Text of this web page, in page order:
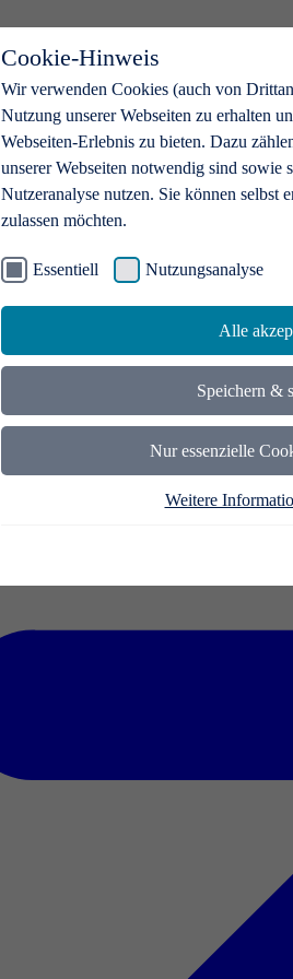
Cookie-Hinweis
Wir verwenden Cookies (auch von
Nutzung unserer Webseiten zu erhalten
Webseiten-Erlebnis zu bieten. Dazu
unserer Webseiten notwendig sind sowie
Nutzeranalyse nutzen. Sie können selbst
zulassen möchten.
Essentiell Nutzungsanalyse
Alle
Speichern &
Nur essenzielle
Weitere